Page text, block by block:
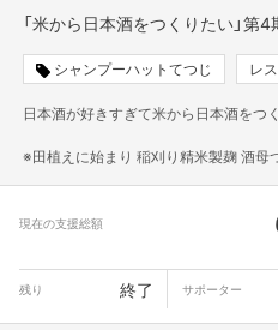
「米から日本酒をつくりたい」第
シャンプーハットてつじ レ
日本酒が好きすぎて米から日本酒をつ
※田植えに始まり 稲刈り精米製麹 酒母
現在の支援総額
残り
終了 サポーター